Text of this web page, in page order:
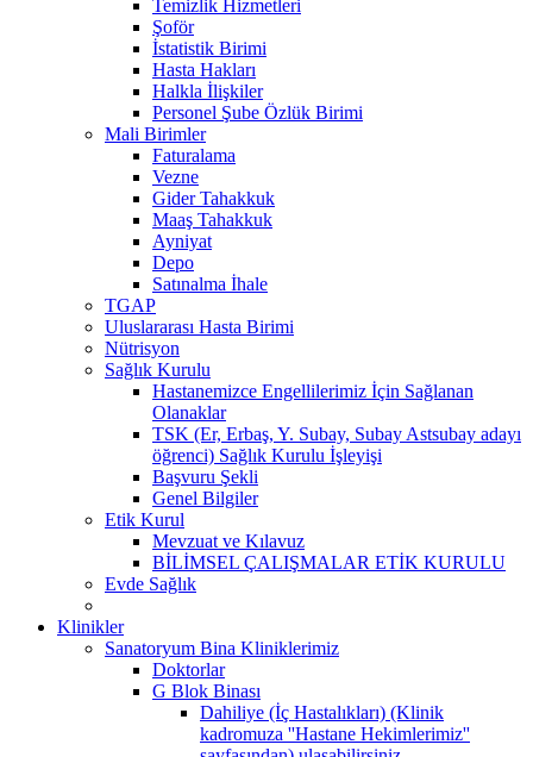
Temizlik Hizmetleri
Şoför
İstatistik Birimi
Hasta Hakları
Halkla İlişkiler
Personel Şube Özlük Birimi
Mali Birimler
Faturalama
Vezne
Gider Tahakkuk
Maaş Tahakkuk
Ayniyat
Depo
Satınalma İhale
TGAP
Uluslararası Hasta Birimi
Nütrisyon
Sağlık Kurulu
Hastanemizce Engellilerimiz İçin Sağlanan
Olanaklar
TSK (Er, Erbaş, Y. Subay, Subay Astsubay adayı
öğrenci) Sağlık Kurulu İşleyişi
Başvuru Şekli
Genel Bilgiler
Etik Kurul
Mevzuat ve Kılavuz
BİLİMSEL ÇALIŞMALAR ETİK KURULU
Evde Sağlık
Klinikler
Sanatoryum Bina Kliniklerimiz
Doktorlar
G Blok Binası
Dahiliye (İç Hastalıkları) (Klinik
kadromuza ''Hastane Hekimlerimiz''